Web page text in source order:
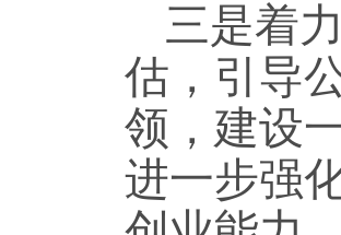
三是着
估，引导
领，建设
进一步强